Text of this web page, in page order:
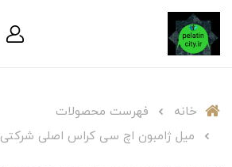
خانه
فهرست محصولات
میل ژامبون اچ سی کراس اصلی شرکتی